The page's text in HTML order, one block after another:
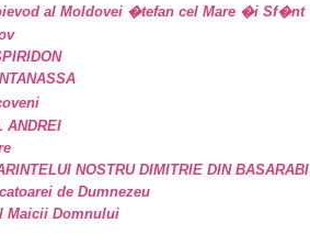
al Moldovei �tefan cel Mare �i Sf�nt
ANDREI
NOSTRU DIMITRIE DIN BASARABI
de Dumnezeu
Maicii Domnului